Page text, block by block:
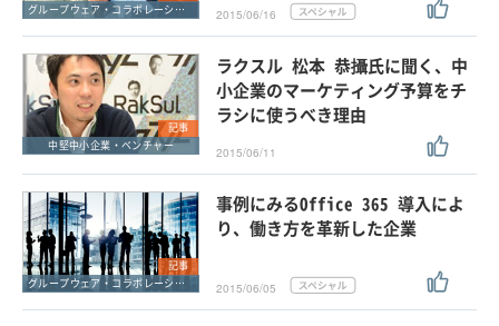
グループウェア・コラボレーション
2015/06/16
記事
中堅中小企業・ベンチャー
ラクスル 松本 恭攝氏に聞く、中
小企業のマーケティング予算をチ
ラシに使うべき理由
2015/06/11
記事
グループウェア・コラボレーション
事例にみるOffice 365 導入によ
り、働き方を革新した企業
2015/06/05